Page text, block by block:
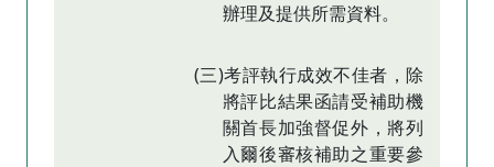
辦理及提供所需資料。
(三)考評執行成效不佳者，除
將評比結果函請受補助機
關首長加強督促外，將列
入爾後審核補助之重要參